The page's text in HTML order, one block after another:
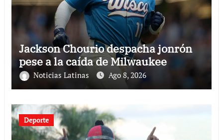
Jackson Chourio despacha jonrón
pese a la caída de Milwaukee
Noticias Latinas Ago 8, 2026
Deporte